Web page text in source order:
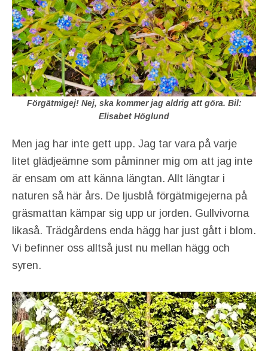
Förgätmigej! Nej, ska kommer jag aldrig att göra. Bil:
Elisabet Höglund
Men jag har inte gett upp. Jag tar vara på varje
litet glädjeämne som påminner mig om att jag inte
är ensam om att känna längtan. Allt längtar i
naturen så här års. De ljusblå förgätmigejerna på
gräsmattan kämpar sig upp ur jorden. Gullvivorna
likaså. Trädgårdens enda hägg har just gått i blom.
Vi befinner oss alltså just nu mellan hägg och
syren.